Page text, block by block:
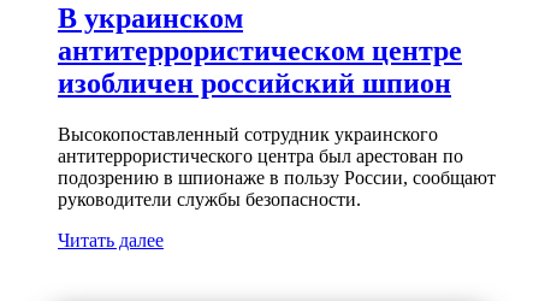
В украинском
антитеррористическом центре
изобличен российский шпион
Высокопоставленный сотрудник украинского
антитеррористического центра был арестован по
подозрению в шпионаже в пользу России, сообщают
руководители службы безопасности.
Читать далее